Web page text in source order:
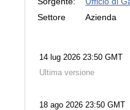
Settore
Azienda
14 lug 2026 23:50 GMT
Ultima versione
18 ago 2026 23:50 GMT